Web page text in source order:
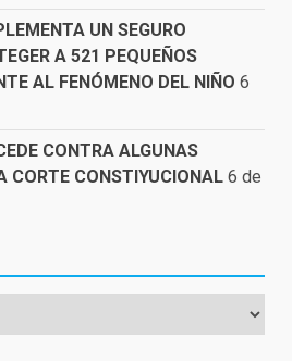
UN SEGURO
A 521 PEQUEÑOS
AL FENÓMENO DEL NIÑO 6
CONTRA ALGUNAS
CORTE CONSTIYUCIONAL 6 de